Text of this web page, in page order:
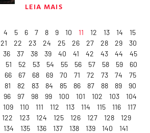
LEIA MAIS
4 5 6 7 8 9 10 11 12 13 14
15
21 22 23 24 25 26 27 28 29
30
36 37 38 39 40 41 42 43 44
45
51 52 53 54 55 56 57 58 59
60
66 67 68 69 70 71 72 73 74
75
81 82 83 84 85 86 87 88 89
90
96 97 98 99 100 101 102 103
104
109 110 111 112 113 114 115 116
117
122 123 124 125 126 127 128
129
134 135 136 137 138 139 140
141